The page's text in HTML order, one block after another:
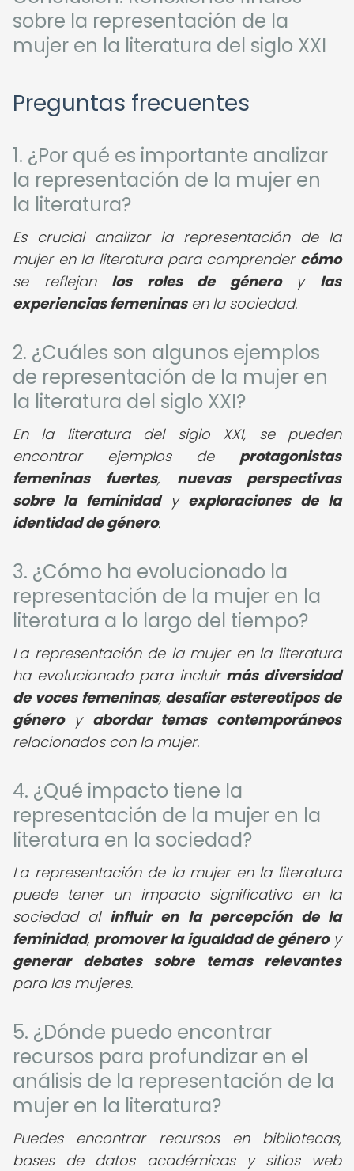
sobre la representación de la
mujer en la literatura del siglo XXI
Preguntas frecuentes
1. ¿Por qué es importante analizar
la representación de la mujer en
la literatura?
Es crucial analizar la representación de la
mujer en la literatura para comprender cómo
se reflejan los roles de géneroy las
experiencias femeninasen la sociedad.
2. ¿Cuáles son algunos ejemplos
de representación de la mujer en
la literatura del siglo XXI?
En la literatura del siglo XXI, se pueden
encontrar ejemplos de protagonistas
femeninas fuertes, nuevas perspectivas
sobre la feminidady exploraciones de la
identidad de género.
3. ¿Cómo ha evolucionado la
representación de la mujer en la
literatura a lo largo del tiempo?
La representación de la mujer en la literatura
ha evolucionado para incluir más diversidad
de voces femeninas, desafiar estereotipos de
géneroy abordar temas contemporáneos
relacionados con la mujer.
4. ¿Qué impacto tiene la
representación de la mujer en la
literatura en la sociedad?
La representación de la mujer en la literatura
puede tener un impacto significativo en la
sociedad al influir en la percepción de la
feminidad, promover la igualdad de géneroy
generar debates sobre temas relevantes
para las mujeres.
5. ¿Dónde puedo encontrar
recursos para profundizar en el
análisis de la representación de la
mujer en la literatura?
Puedes encontrar recursos en bibliotecas,
bases de datos académicas y sitios web